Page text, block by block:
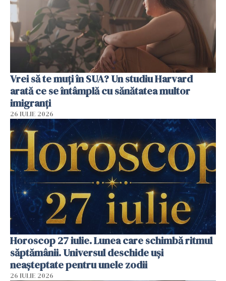
Vrei să te muți în SUA? Un studiu Harvard
arată ce se întâmplă cu sănătatea multor
imigranți
26 IULIE 2026
Horoscop 27 iulie. Lunea care schimbă ritmul
săptămânii. Universul deschide uși
neașteptate pentru unele zodii
26 IULIE 2026